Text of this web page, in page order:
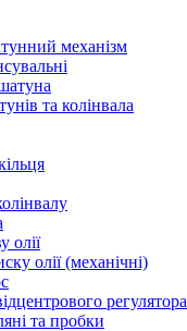
механізм
та колінвала
олії
олії (механічні)
регулятора
та пробки